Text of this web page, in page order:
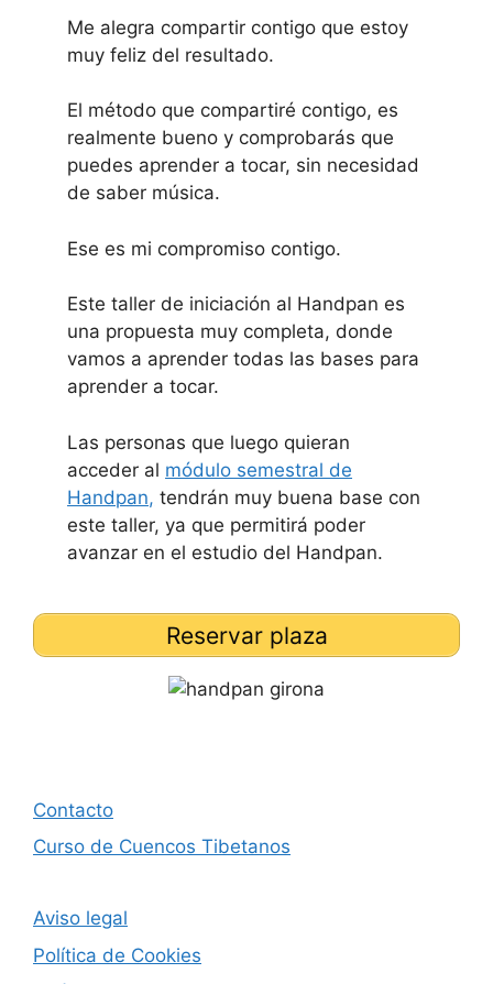
Me alegra compartir contigo que estoy
muy feliz del resultado.
El método que compartiré contigo, es
realmente bueno y comprobarás que
puedes aprender a tocar, sin necesidad
de saber música.
Ese es mi compromiso contigo.
Este taller de iniciación al Handpan es
una propuesta muy completa, donde
vamos a aprender todas las bases para
aprender a tocar.
Las personas que luego quieran
acceder al módulo semestral de
Handpan, tendrán muy buena base con
este taller, ya que permitirá poder
avanzar en el estudio del Handpan.
Reservar plaza
Contacto
Curso de Cuencos Tibetanos
Aviso legal
Política de Cookies